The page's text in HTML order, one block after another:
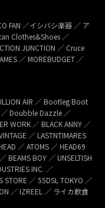
FAN ／イシバシ楽器 ／ ア
Clothes&Shoes ／
JUNCTION ／ Cruce
／ MOREBUDGET ／
AIR ／ Bootleg Boot
／ Doubble Dazzle ／
WORK ／ BLACK ANNY ／
／ LASTNTIMARES
／ ATOMS ／ HEAD69
BEAMS BOY ／ UNSELTISH
INC. ／
STORE ／ 55DSL TOKYO ／
／ IZREEL ／ ライカ飲食